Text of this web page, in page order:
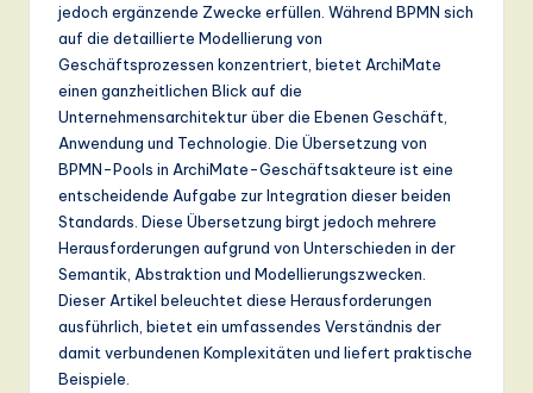
e
T
d
in
jedoch ergänzende Zwecke erfüllen. Während BPMN sich
auf die detaillierte Modellierung von
Geschäftsprozessen konzentriert, bietet ArchiMate
einen ganzheitlichen Blick auf die
Unternehmensarchitektur über die Ebenen Geschäft,
Anwendung und Technologie. Die Übersetzung von
BPMN-Pools in ArchiMate-Geschäftsakteure ist eine
entscheidende Aufgabe zur Integration dieser beiden
Standards. Diese Übersetzung birgt jedoch mehrere
Herausforderungen aufgrund von Unterschieden in der
Semantik, Abstraktion und Modellierungszwecken.
Dieser Artikel beleuchtet diese Herausforderungen
ausführlich, bietet ein umfassendes Verständnis der
damit verbundenen Komplexitäten und liefert praktische
Beispiele.